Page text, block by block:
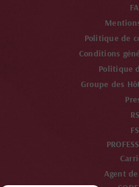
Politique de
Conditions
Politique
Groupe des
Agent